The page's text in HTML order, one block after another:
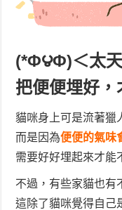
(*Φ౪Φ)＜太天
把便便埋好，
貓咪身上可是流著獵
而是因為便便的氣味
需要好好埋起來才能
不過，有些家貓也有
這除了貓咪覺得自己